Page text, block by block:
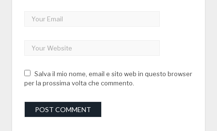
Salva il mio nome, email e sito web in questo browser
per la prossima volta che commento.